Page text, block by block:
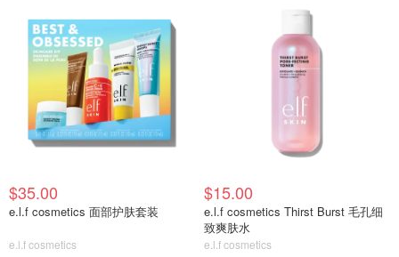
$35.00
e.l.f cosmetics 面部护肤套装
e.l.f cosmetics
$15.00
e.l.f cosmetics Thirst Burst 毛孔细
致爽肤水
e.l.f cosmetics